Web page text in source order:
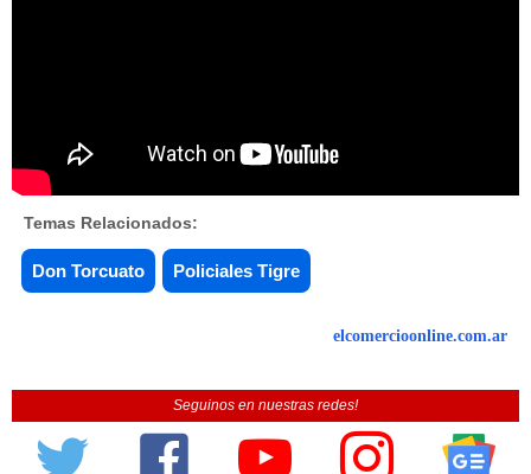
Temas Relacionados:
Don Torcuato Policiales Tigre
elcomercioonline.com.ar
Seguinos en nuestras redes!